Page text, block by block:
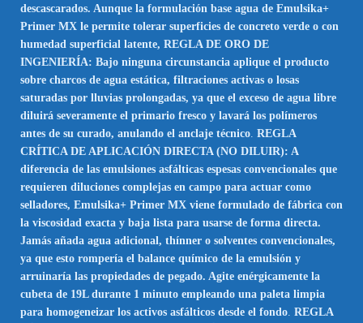
descascarados. Aunque la formulación base agua de Emulsika+
Primer MX le permite tolerar superficies de concreto verde o con
humedad superficial latente, REGLA DE ORO DE
INGENIERÍA: Bajo ninguna circunstancia aplique el producto
sobre charcos de agua estática, filtraciones activas o losas
saturadas por lluvias prolongadas, ya que el exceso de agua libre
diluirá severamente el primario fresco y lavará los polímeros
antes de su curado, anulando el anclaje técnico. REGLA
CRÍTICA DE APLICACIÓN DIRECTA (NO DILUIR): A
diferencia de las emulsiones asfálticas espesas convencionales que
requieren diluciones complejas en campo para actuar como
selladores, Emulsika+ Primer MX viene formulado de fábrica con
la viscosidad exacta y baja lista para usarse de forma directa.
Jamás añada agua adicional, thínner o solventes convencionales,
ya que esto rompería el balance químico de la emulsión y
arruinaría las propiedades de pegado. Agite enérgicamente la
cubeta de 19L durante 1 minuto empleando una paleta limpia
para homogeneizar los activos asfálticos desde el fondo. REGLA